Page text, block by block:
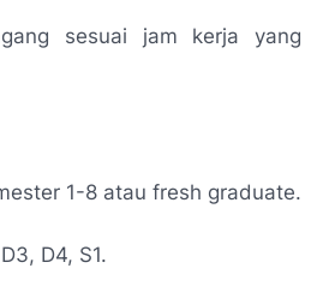
sesuai jam kerja yang
1-8 atau fresh graduate.
D4, S1.